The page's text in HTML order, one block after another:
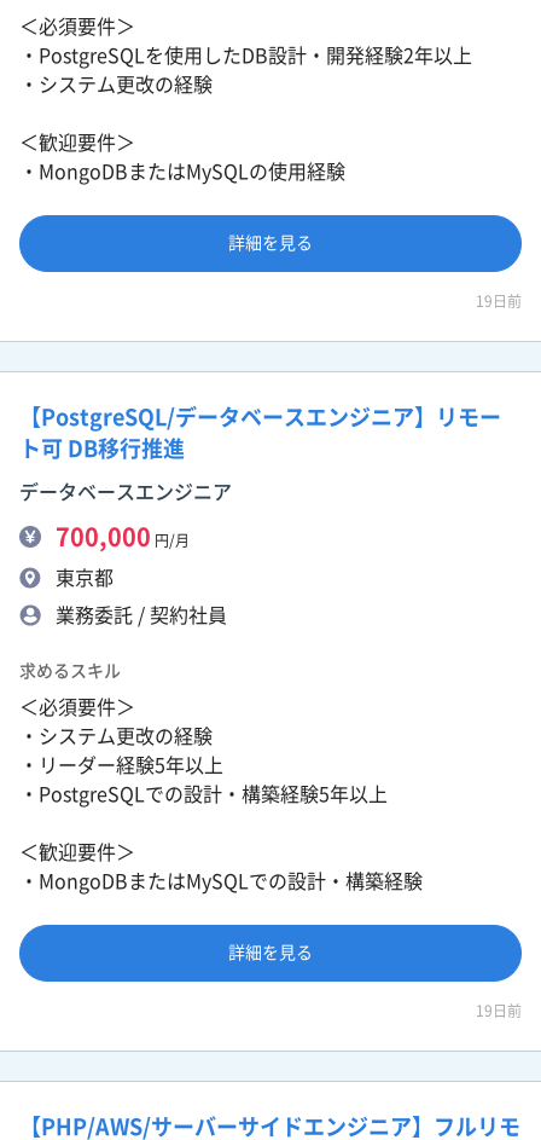
＜必須要件＞
・PostgreSQLを使用したDB設計・開発経験2年以上
・システム更改の経験
＜歓迎要件＞
・MongoDBまたはMySQLの使用経験
詳細を見る
19日前
【PostgreSQL/データベースエンジニア】リモー
ト可 DB移行推進
データベースエンジニア
700,000 円/月
東京都
業務委託 / 契約社員
求めるスキル
＜必須要件＞
・システム更改の経験
・リーダー経験5年以上
・PostgreSQLでの設計・構築経験5年以上
＜歓迎要件＞
・MongoDBまたはMySQLでの設計・構築経験
詳細を見る
19日前
【PHP/AWS/サーバーサイドエンジニア】フルリモ